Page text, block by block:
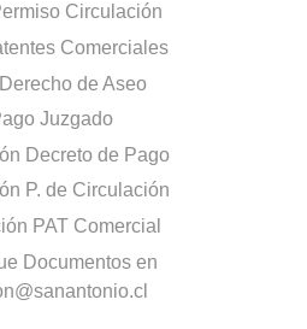
Circulación
Comerciales
de Aseo
Juzgado
Decreto de Pago
P. de Circulación
PAT Comercial
Documentos en